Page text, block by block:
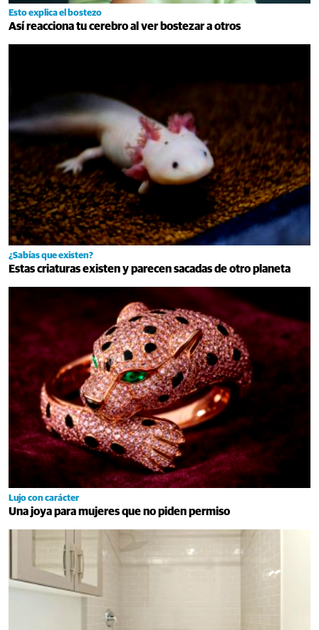
Esto explica el bostezo
Así reacciona tu cerebro al ver bostezar a otros
¿Sabías que existen?
Estas criaturas existen y parecen sacadas de otro planeta
Lujo con carácter
Una joya para mujeres que no piden permiso